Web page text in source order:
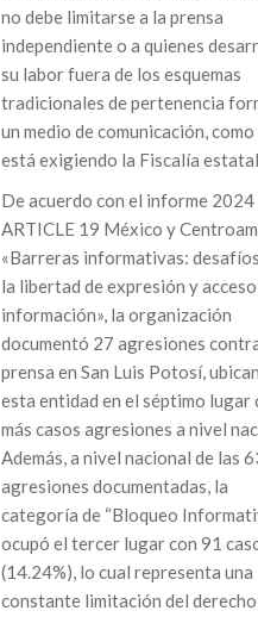
no debe limitarse a la prensa
independiente o a quienes
su labor fuera de los esquemas
tradicionales de pertenencia
un medio de comunicación, como
está exigiendo la Fiscalía
De acuerdo con el informe 2024
ARTICLE 19 México y
«Barreras informativas:
la libertad de expresión y acceso
información», la organización
documentó 27 agresiones
prensa en San Luis Potosí,
esta entidad en el séptimo lugar
más casos agresiones a nivel
Además, a nivel nacional de las
agresiones documentadas, la
categoría de “Bloqueo
ocupó el tercer lugar con 91
(14.24%), lo cual representa una
constante limitación del derecho